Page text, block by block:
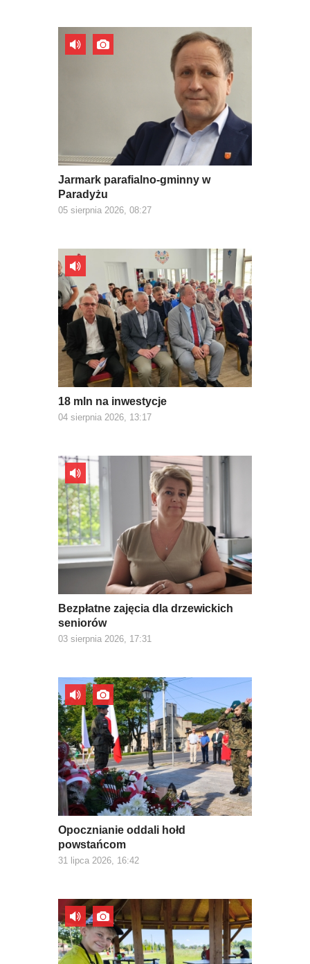
Jarmark parafialno-gminny w
Paradyżu
05 sierpnia 2026, 08:27
18 mln na inwestycje
04 sierpnia 2026, 13:17
Bezpłatne zajęcia dla drzewickich
seniorów
03 sierpnia 2026, 17:31
Opocznianie oddali hołd
powstańcom
31 lipca 2026, 16:42